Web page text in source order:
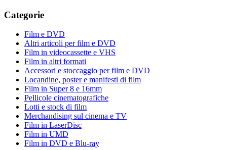
Categorie
Film e DVD
Altri articoli per film e DVD
Film in videocassette e VHS
Film in altri formati
Accessori e stoccaggio per film e DVD
Locandine, poster e manifesti di film
Film in Super 8 e 16mm
Pellicole cinematografiche
Lotti e stock di film
Merchandising sul cinema e TV
Film in LaserDisc
Film in UMD
Film in DVD e Blu-ray